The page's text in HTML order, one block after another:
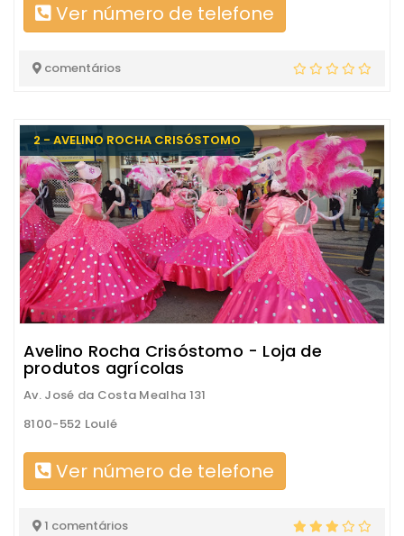
Ver número de telefone
comentários
2 - AVELINO ROCHA CRISÓSTOMO
Avelino Rocha Crisóstomo - Loja de
produtos agrícolas
Av. José da Costa Mealha 131
8100-552 Loulé
Ver número de telefone
1 comentários